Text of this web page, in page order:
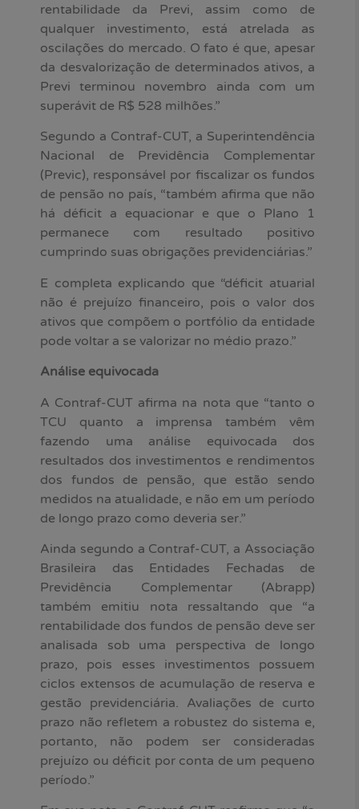
rentabilidade da Previ, assim como de
qualquer investimento, está atrelada as
oscilações do mercado. O fato é que, apesar
da desvalorização de determinados ativos, a
Previ terminou novembro ainda com um
superávit de R$ 528 milhões.”
Segundo a Contraf-CUT, a Superintendência
Nacional de Previdência Complementar
(Previc), responsável por fiscalizar os fundos
de pensão no país, “também afirma que não
há déficit a equacionar e que o Plano 1
permanece com resultado positivo
cumprindo suas obrigações previdenciárias.”
E completa explicando que “déficit atuarial
não é prejuízo financeiro, pois o valor dos
ativos que compõem o portfólio da entidade
pode voltar a se valorizar no médio prazo.”
Análise equivocada
A Contraf-CUT afirma na nota que “tanto o
TCU quanto a imprensa também vêm
fazendo uma análise equivocada dos
resultados dos investimentos e rendimentos
dos fundos de pensão, que estão sendo
medidos na atualidade, e não em um período
de longo prazo como deveria ser.”
Ainda segundo a Contraf-CUT, a Associação
Brasileira das Entidades Fechadas de
Previdência Complementar (Abrapp)
também emitiu nota ressaltando que “a
rentabilidade dos fundos de pensão deve ser
analisada sob uma perspectiva de longo
prazo, pois esses investimentos possuem
ciclos extensos de acumulação de reserva e
gestão previdenciária. Avaliações de curto
prazo não refletem a robustez do sistema e,
portanto, não podem ser consideradas
prejuízo ou déficit por conta de um pequeno
período.”